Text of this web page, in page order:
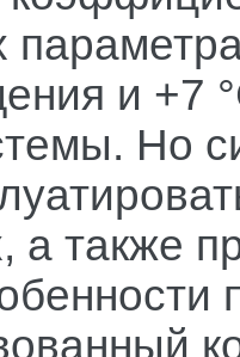
и +7
Но
а также